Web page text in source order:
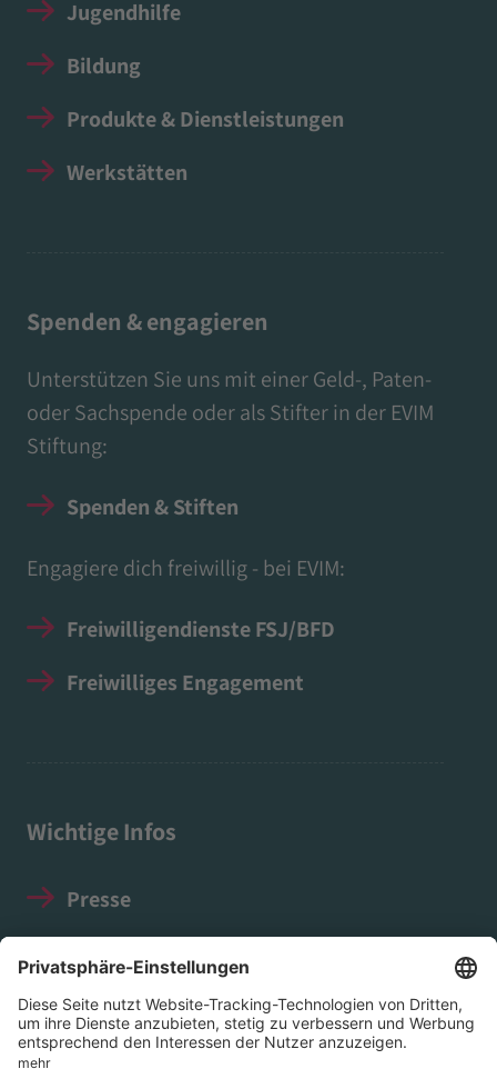
Jugendhilfe
Bildung
Produkte & Dienstleistungen
Werkstätten
Spenden & engagieren
Unterstützen Sie uns mit einer Geld-, Paten-
oder Sachspende oder als Stifter in der EVIM
Stiftung:
Spenden & Stiften
Engagiere dich freiwillig - bei EVIM:
Freiwilligendienste FSJ/BFD
Freiwilliges Engagement
Wichtige Infos
Presse
Datenschutz
Social Media Guidelines